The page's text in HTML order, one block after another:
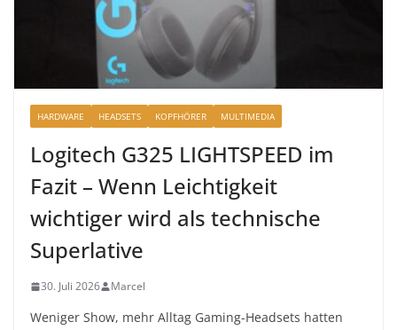
HARDWARE HEADSETS KOPFHÖRER MULTIMEDIA
Logitech G325 LIGHTSPEED im
Fazit – Wenn Leichtigkeit
wichtiger wird als technische
Superlative
30. Juli 2026 Marcel
Weniger Show, mehr Alltag Gaming-Headsets hatten